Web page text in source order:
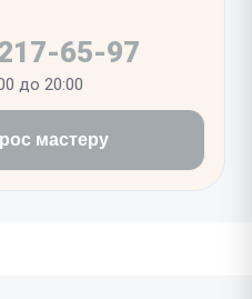
65-97
до 20:00
мастеру